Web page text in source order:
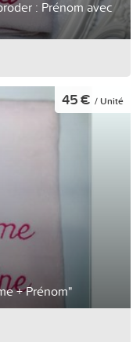
: Prénom avec
+ Prénom"
45 € / Unité